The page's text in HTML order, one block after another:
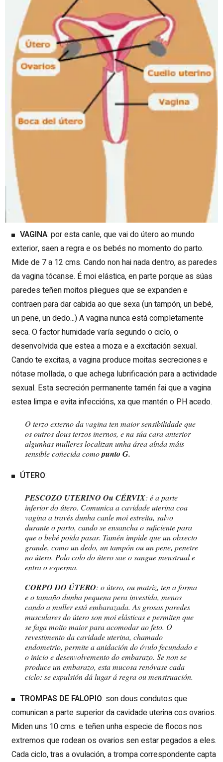
VAGINA: por esta canle, que vai do útero ao mundo
exterior, saen a regra e os bebés no momento do parto.
Mide de 7 a 12 cms. Cando non hai nada dentro, as paredes
da vagina tócanse. É moi elástica, en parte porque as súas
paredes teñen moitos pliegues que se expanden e
contraen para dar cabida ao que sexa (un tampón, un bebé,
un pene, un dedo...) A vagina nunca está completamente
seca. O factor humidade varía segundo o ciclo, o
desenvolvida que estea a moza e a excitación sexual.
Cando te excitas, a vagina produce moitas secreciones e
nótase mollada, o que achega lubrificación para a actividade
sexual. Esta secreción permanente tamén fai que a vagina
estea limpa e evita infeccións, xa que mantén o PH acedo.
O terzo externo da vagina ten maior sensibilidade que
os outros dous terzos inernos, e na súa cara anterior
algunhas mulleres localizan unha área aínda máis
sensible coñecida comopunto G.
ÚTERO:
PESCOZO UTERINO Ou CÉRVIX: é a parte
inferior do útero. Comunica a cavidade uterina coa
vagina a través dunha canle moi estreita, salvo
durante o parto, cando se ensancha o suficiente para
que o bebé poida pasar. Tamén impide que un obxecto
grande, como un dedo, un tampón ou un pene, penetre
no útero. Polo colo do útero sae o sangue menstrual e
entra o esperma.
CORPO DO ÚTERO: o útero, ou matriz, ten a forma
e o tamaño dunha pequena pera investida, menos
cando a muller está embarazada. As grosas paredes
musculares do útero son moi elásticas e permiten que
se faga moito maior para acomodar ao feto. O
revestimento da cavidade uterina, chamado
endometrio, permite a anidación do óvulo fecundado e
o inicio e desenvolvemento do embarazo. Se non se
produce un embarazo, esta mucosa renóvase cada
ciclo: se expulsión dá lugar á regra ou menstruación.
TROMPAS DE FALOPIO: son dous condutos que
comunican a parte superior da cavidade uterina cos ovarios.
Miden uns 10 cms. e teñen unha especie de flocos nos
extremos que rodean os ovarios sen estar pegados a eles.
Cada ciclo, tras a ovulación, a trompa correspondente capta